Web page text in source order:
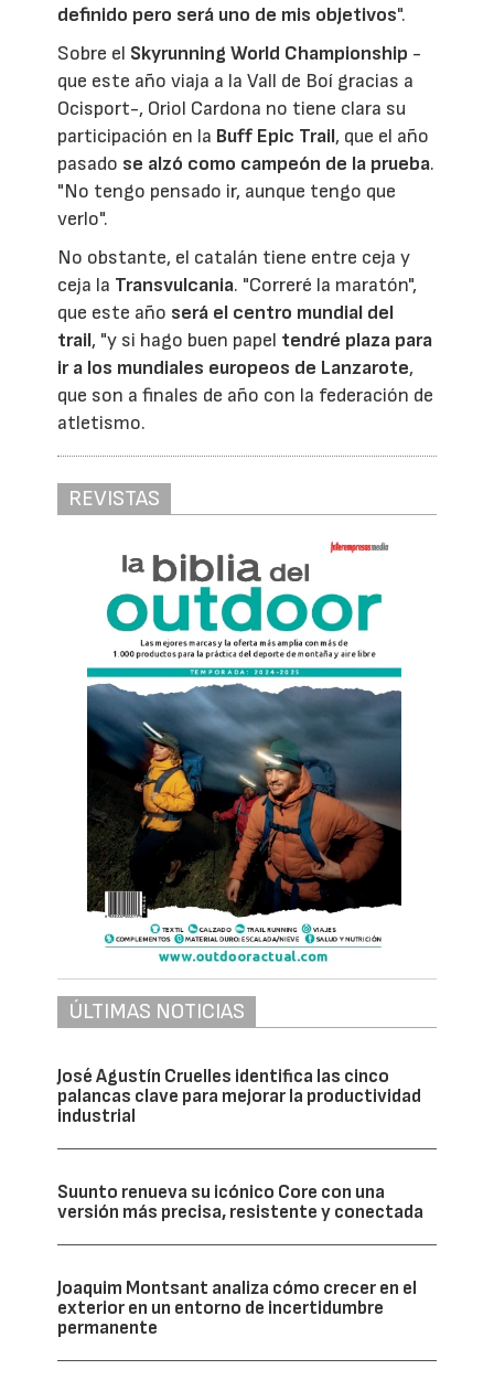
definido pero será uno de mis objetivos".
Sobre el Skyrunning World Championship -
que este año viaja a la Vall de Boí gracias a
Ocisport-, Oriol Cardona no tiene clara su
participación en la Buff Epic Trail, que el año
pasado se alzó como campeón de la prueba.
"No tengo pensado ir, aunque tengo que
verlo".
No obstante, el catalán tiene entre ceja y
ceja la Transvulcania. "Correré la maratón",
que este año será el centro mundial del
trail, "y si hago buen papel tendré plaza para
ir a los mundiales europeos de Lanzarote,
que son a finales de año con la federación de
atletismo.
REVISTAS
ÚLTIMAS NOTICIAS
José Agustín Cruelles identifica las cinco
palancas clave para mejorar la productividad
industrial
Suunto renueva su icónico Core con una
versión más precisa, resistente y conectada
Joaquim Montsant analiza cómo crecer en el
exterior en un entorno de incertidumbre
permanente